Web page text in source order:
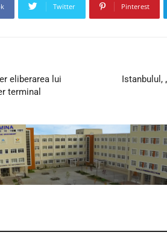
Twitter Pinterest
eliberarea lui
terminal
Istanbulul,